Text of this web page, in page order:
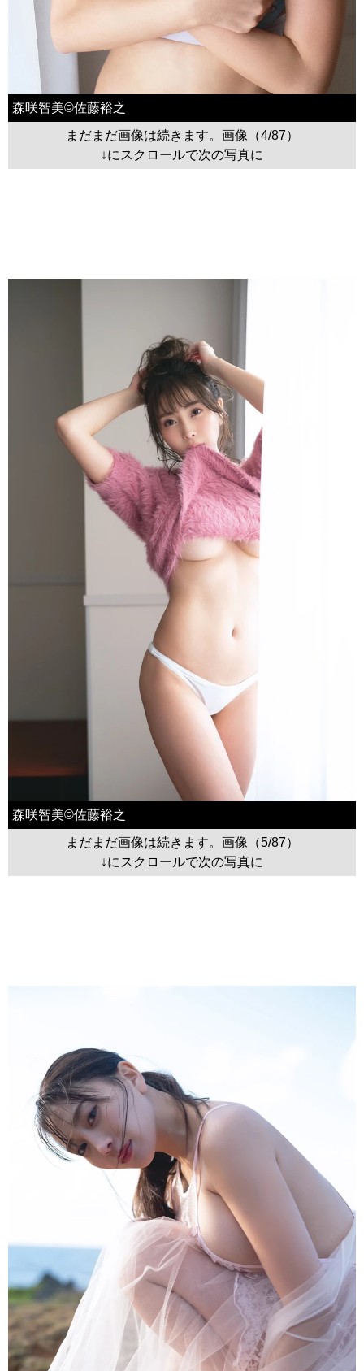
森咲智美©佐藤裕之
まだまだ画像は続きます。画像（4/87）
↓にスクロールで次の写真に
森咲智美©佐藤裕之
まだまだ画像は続きます。画像（5/87）
↓にスクロールで次の写真に